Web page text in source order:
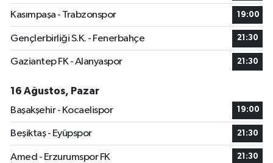
Kasımpaşa - Trabzonspor 19:00
Gençlerbirliği S.K. - Fenerbahçe 21:30
Gaziantep FK - Alanyaspor 21:30
16 Ağustos, Pazar
Başakşehir - Kocaelispor
19:00
Beşiktaş - Eyüpspor 21:30
Amed - Erzurumspor FK 21:30